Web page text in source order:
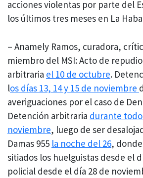
acciones violentas por parte del
los últimos tres meses en La
– Anamely Ramos, curadora,
miembro del MSI: Acto de
arbitraria el 10 de octubre.
los días 13, 14 y 15 de noviembre
averiguaciones por el caso de
Detención arbitraria durante
noviembre, luego de ser
Damas 955 la noche del 26,
sitiados los huelguistas desde el
policial desde el día 28 de